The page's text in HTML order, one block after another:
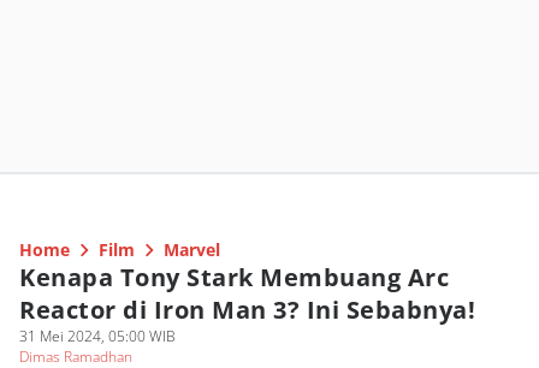
Home Film Marvel
Kenapa Tony Stark Membuang Arc
Reactor di Iron Man 3? Ini Sebabnya!
31 Mei 2024, 05:00 WIB
Dimas Ramadhan